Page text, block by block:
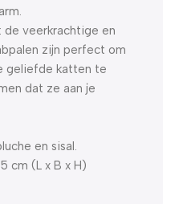
de veerkrachtige en
zijn perfect om
geliefde katten te
dat ze aan je
en sisal.
cm (L x B x H)